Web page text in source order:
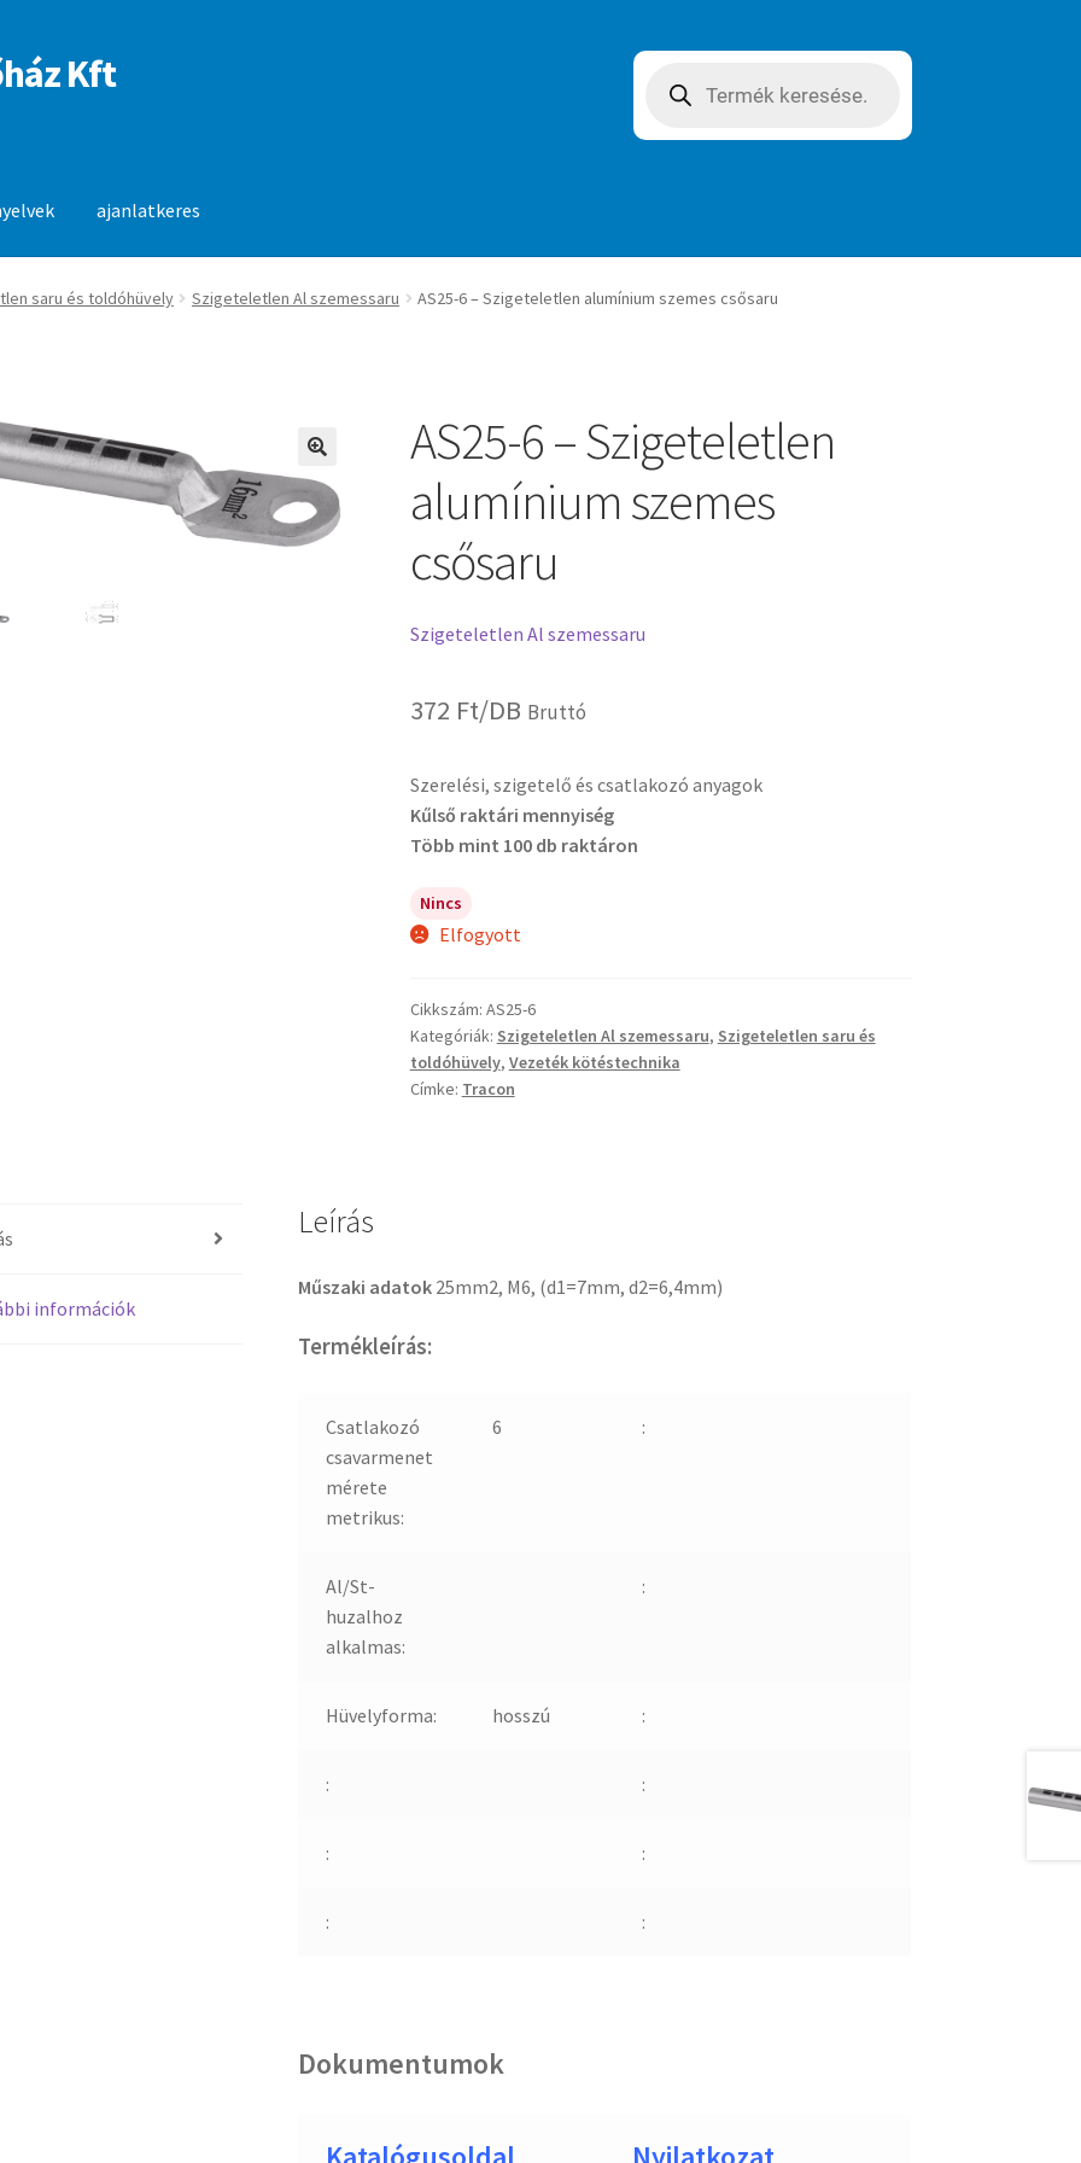
Kft search
ajanlatkeres
saru és toldóhüvely Szigeteletlen Al szemessaru AS25-6 – Szigeteletlen alumínium szemes csősaru
🔍
AS25-6 – Szigeteletlen
alumínium szemes
csősaru
Szigeteletlen Al szemessaru
372 Ft/DB Bruttó
Szerelési, szigetelő és csatlakozó anyagok
Kűlső raktári mennyiség
Több mint 100 db raktáron
Nincs
Elfogyott
Cikkszám: AS25-6
Kategóriák: Szigeteletlen Al szemessaru, Szigeteletlen saru és
toldóhüvely, Vezeték kötéstechnika
Címke: Tracon
információk
Leírás
Műszaki adatok 25mm2, M6, (d1=7mm, d2=6,4mm)
Termékleírás:
Csatlakozó
csavarmenet
mérete
metrikus:
6 :
Al/St-
huzalhoz
alkalmas:
:
Hüvelyforma: hosszú :
: :
: :
: :
Dokumentumok